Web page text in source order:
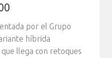
por el Grupo
híbrida
llega con retoques